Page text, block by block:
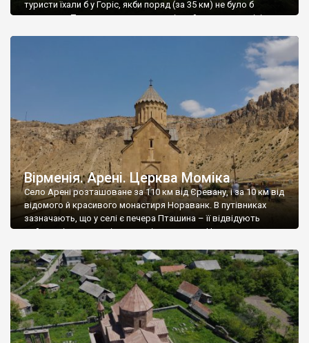
туристи їхали б у Горіс, якби поряд (за 35 км) не було б
казкового Татевського монастиря із найдовшою у світі
Вірменія. Арені. Церква Моміка
Село Арені розташоване за 110 км від Єревану, і за 10 км від
відомого й красивого монастиря Нораванк. В путівниках
зазначають, що у селі є печера Пташина – її відвідують
майже усі туристичні групи, які прямують у Нораванк, але
Богородиці) збудована легендарним вірменським
архітектором Моміком на замовлення […]